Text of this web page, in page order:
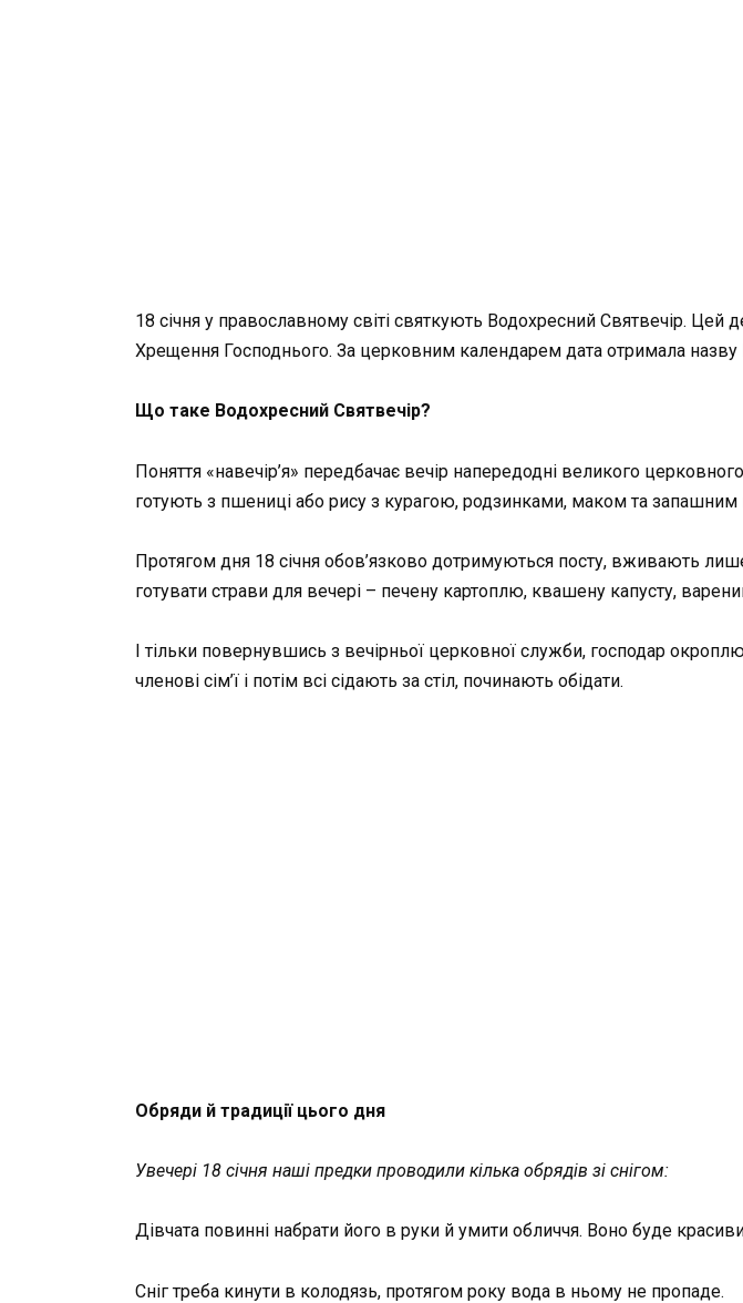
18 січня у православному світі святкують Водохресний Святвечір.
Хрещення Господнього. За церковним календарем дата отримала назву
Що таке Водохресний Святвечір?
Поняття «навечір’я» передбачає вечір напередодні великого
готують з пшениці або рису з курагою, родзинками, маком та
Протягом дня 18 січня обов’язково дотримуються посту, вживають
готувати страви для вечері – печену картоплю, квашену капусту,
І тільки повернувшись з вечірньої церковної служби, господар
членові сім’ї і потім всі сідають за стіл, починають обідати.
Обряди й традиції цього дня
Увечері 18 січня наші предки проводили кілька обрядів зі снігом:
Дівчата повинні набрати його в руки й умити обличчя. Воно буде
Сніг треба кинути в колодязь, протягом року вода в ньому не пропаде.